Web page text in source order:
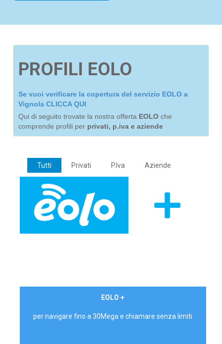
PROFILI EOLO
Se vuoi verificare la copertura del servizio EOLO a
Vignola CLICCA QUI
Qui di seguito trovate la nostra offerta EOLO che
comprende profili per privati, p.iva e aziende
Tutti Privati P.Iva Aziende
EOLO +
per navigare fino a 30Mega e chiamare senza limiti